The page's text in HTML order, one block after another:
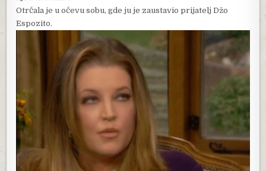
Otrčala je u očevu sobu, gde ju je zaustavio prijatelj Džo
Espozito.